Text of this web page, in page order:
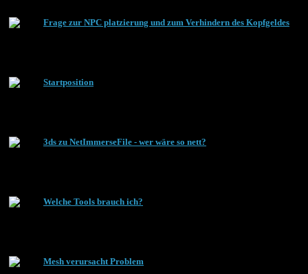
Frage zur NPC platzierung und zum Verhindern des Kopfgeldes
Startposition
3ds zu NetImmerseFile - wer wäre so nett?
Welche Tools brauch ich?
Mesh verursacht Problem